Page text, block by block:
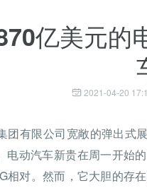
亿美元的
2021-04-20
团有限公司宽敞的弹出式
电动汽车新贵在周一开始
相对。然而，它大胆的存